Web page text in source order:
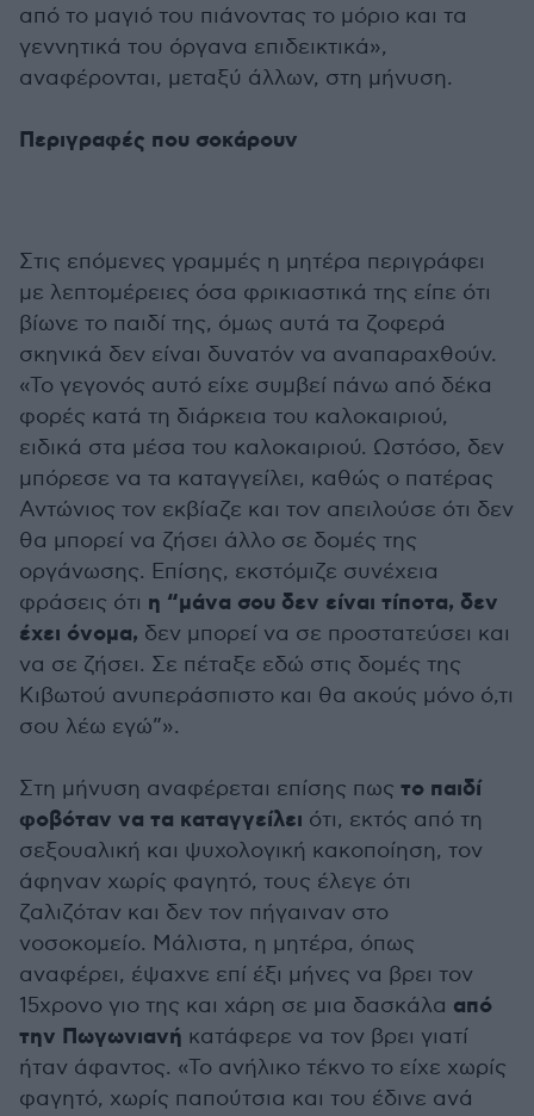
από το μαγιό του πιάνοντας το μόριο και τα
γεννητικά του όργανα επιδεικτικά»,
αναφέρονται, μεταξύ άλλων, στη μήνυση.
Περιγραφές που σοκάρουν
Στις επόμενες γραμμές η μητέρα περιγράφει
με λεπτομέρειες όσα φρικιαστικά της είπε ότι
βίωνε το παιδί της, όμως αυτά τα ζοφερά
σκηνικά δεν είναι δυνατόν να αναπαραχθούν.
«Το γεγονός αυτό είχε συμβεί πάνω από δέκα
φορές κατά τη διάρκεια του καλοκαιριού,
ειδικά στα μέσα του καλοκαιριού. Ωστόσο, δεν
μπόρεσε να τα καταγγείλει, καθώς ο πατέρας
Αντώνιος τον εκβίαζε και τον απειλούσε ότι δεν
θα μπορεί να ζήσει άλλο σε δομές της
οργάνωσης. Επίσης, εκστόμιζε συνέχεια
φράσεις ότι η “μάνα σου δεν είναι τίποτα, δεν
έχει όνομα, δεν μπορεί να σε προστατεύσει και
να σε ζήσει. Σε πέταξε εδώ στις δομές της
Κιβωτού ανυπεράσπιστο και θα ακούς μόνο ό,τι
σου λέω εγώ”».
Στη μήνυση αναφέρεται επίσης πως το παιδί
φοβόταν να τα καταγγείλει ότι, εκτός από τη
σεξουαλική και ψυχολογική κακοποίηση, τον
άφηναν χωρίς φαγητό, τους έλεγε ότι
ζαλιζόταν και δεν τον πήγαιναν στο
νοσοκομείο. Μάλιστα, η μητέρα, όπως
αναφέρει, έψαχνε επί έξι μήνες να βρει τον
15χρονο γιο της και χάρη σε μια δασκάλα από
την Πωγωνιανή κατάφερε να τον βρει γιατί
ήταν άφαντος. «Το ανήλικο τέκνο το είχε χωρίς
φαγητό, χωρίς παπούτσια και του έδινε ανά